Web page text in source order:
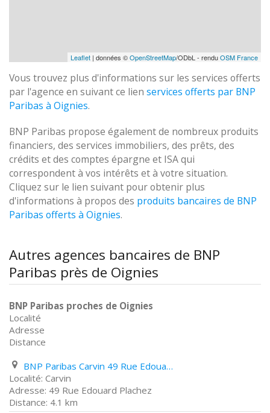
Leaflet | données ©OpenStreetMap/ODbL - renduOSM France
Vous trouvez plus d'informations sur les services offerts
par l'agence en suivant ce lien services offerts par BNP
Paribas à Oignies.
BNP Paribas propose également de nombreux produits
financiers, des services immobiliers, des prêts, des
crédits et des comptes épargne et ISA qui
correspondent à vos intérêts et à votre situation.
Cliquez sur le lien suivant pour obtenir plus
d'informations à propos des produits bancaires de BNP
Paribas offerts à Oignies.
Autres agences bancaires de BNP
Paribas près de Oignies
BNP Paribas proches de Oignies
Localité
Adresse
Distance
BNP Paribas Carvin 49 Rue Edouard Plachez
Carvin
49 Rue Edouard Plachez
4.1 km